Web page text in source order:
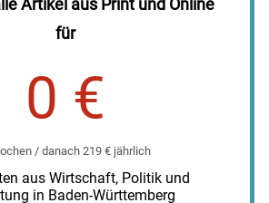
Artikel aus Print und Online
für
0 €
/ danach 219 € jährlich
aus Wirtschaft, Politik und
in Baden-Württemberg